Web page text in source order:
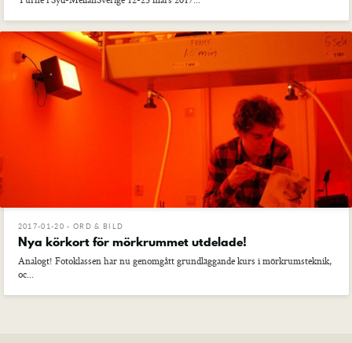
2017-01-20 - ORD & BILD
Nya körkort för mörkrummet utdelade!
Analogt! Fotoklassen har nu genomgått grundläggande kurs i mörkrumsteknik,
oc...